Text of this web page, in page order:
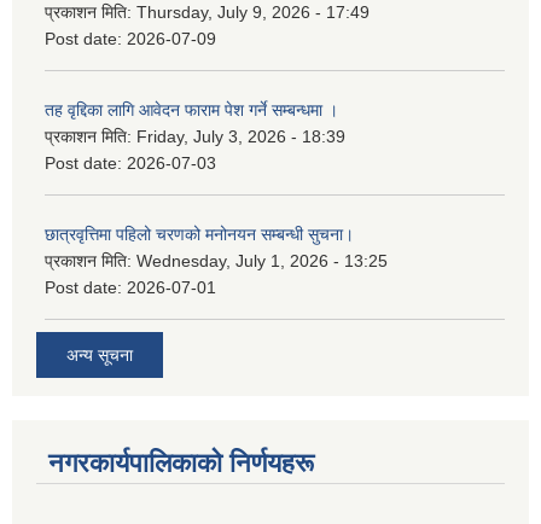
प्रकाशन मिति: Thursday, July 9, 2026 - 17:49
Post date: 2026-07-09
तह वृद्दिका लागि आवेदन फाराम पेश गर्ने सम्बन्धमा ।
प्रकाशन मिति: Friday, July 3, 2026 - 18:39
Post date: 2026-07-03
छात्रवृत्तिमा पहिलो चरणको मनोनयन सम्बन्धी सुचना।
प्रकाशन मिति: Wednesday, July 1, 2026 - 13:25
Post date: 2026-07-01
अन्य सूचना
नगरकार्यपालिकाकाे निर्णयहरू